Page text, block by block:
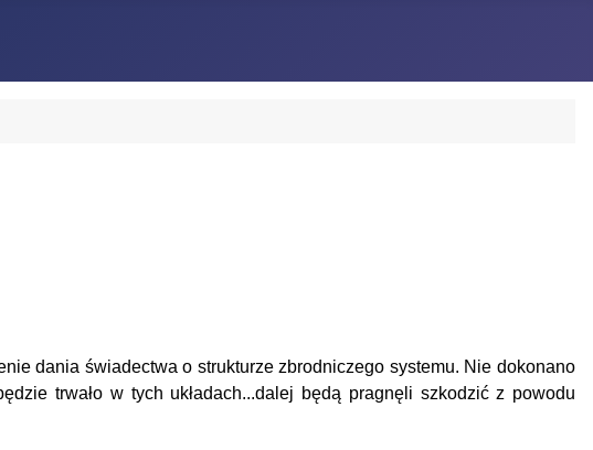
dania świadectwa o strukturze zbrodniczego systemu. Niedokonano
trwało w tych układach...dalej będą pragnęli szkodzićz powodu